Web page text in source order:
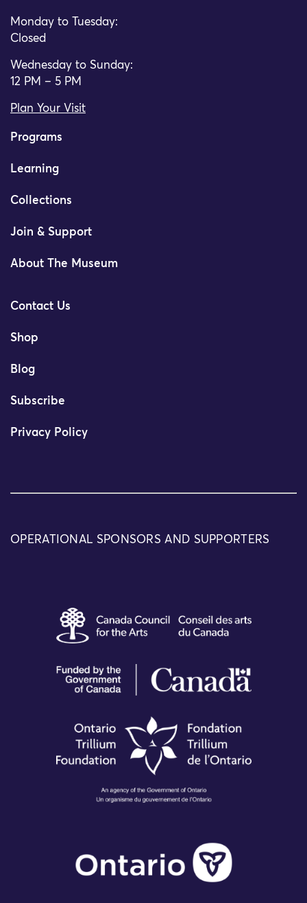
Monday to Tuesday:
Closed
Wednesday to Sunday:
12 PM – 5 PM
Plan Your Visit
Programs
Learning
Collections
Join & Support
About The Museum
Contact Us
Shop
Blog
Subscribe
Privacy Policy
OPERATIONAL SPONSORS AND SUPPORTERS